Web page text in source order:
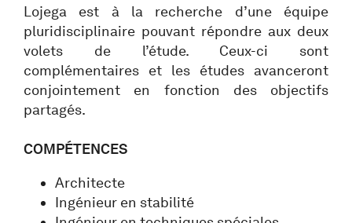
Lojega est à la recherche d’une équipe
pluridisciplinaire pouvant répondre aux deux
volets de l’étude. Ceux-ci sont
complémentaires et les études avanceront
conjointement en fonction des objectifs
partagés.
COMPÉTENCES
Architecte
Ingénieur en stabilité